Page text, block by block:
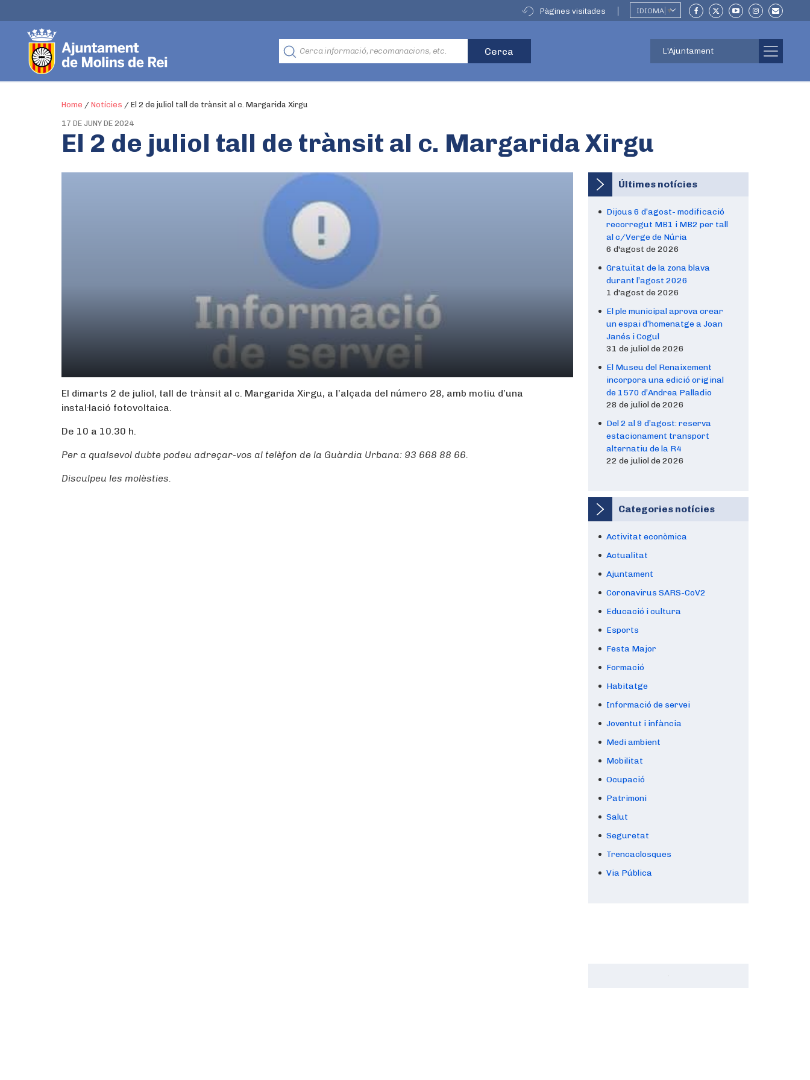
Pàgines visitades IDIOMA ▼
L'Ajuntament
Home / Notícies / El 2 de juliol tall de trànsit al c. Margarida Xirgu
17 DE JUNY DE 2024
El 2 de juliol tall de trànsit al c. Margarida Xirgu
El dimarts 2 de juliol, tall de trànsit al c. Margarida Xirgu, a l’alçada del número 28, amb motiu d’una
instal·lació fotovoltaica.
De 10 a 10.30 h.
Per a qualsevol dubte podeu adreçar-vos al telèfon de la Guàrdia Urbana: 93 668 88 66.
Disculpeu les molèsties.
Últimes notícies
Dijous 6 d’agost- modificació
recorregut MB1 i MB2 per tall
al c/Verge de Núria
6 d'agost de 2026
Gratuïtat de la zona blava
durant l’agost 2026
1 d'agost de 2026
El ple municipal aprova crear
un espai d’homenatge a Joan
Janés i Cogul
31 de juliol de 2026
El Museu del Renaixement
incorpora una edició original
de 1570 d’Andrea Palladio
28 de juliol de 2026
Del 2 al 9 d’agost: reserva
estacionament transport
alternatiu de la R4
22 de juliol de 2026
Categories notícies
Activitat econòmica
Actualitat
Ajuntament
Coronavirus SARS-CoV2
Educació i cultura
Esports
Festa Major
Formació
Habitatge
Informació de servei
Joventut i infància
Medi ambient
Mobilitat
Ocupació
Patrimoni
Salut
Seguretat
Trencaclosques
Via Pública